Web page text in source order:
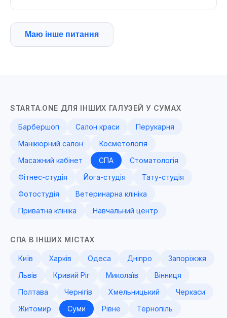
Маю інше питання
STARTA.ONE ДЛЯ ІНШИХ ГАЛУЗЕЙ У СУМАХ
Барбершоп Салон краси
Перукарня
Манікюрний салон
Косметологія
Масажний кабінет
СПА
Стоматологія
Фітнес-студія
Йога-студія
Тату-студія
Фотостудія
Ветеринарна клініка
Приватна клініка
Навчальний центр
СПА В ІНШИХ МІСТАХ
Київ Харків Одеса Дніпро
Запоріжжя
Львів
Кривий Ріг Миколаїв
Вінниця
Полтава
Чернігів Хмельницький
Черкаси
Житомир
Суми Рівне Тернопіль